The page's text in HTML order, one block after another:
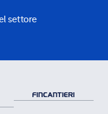
settore